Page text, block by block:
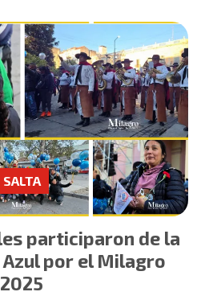
participaron de la
por el Milagro
2025
SALTA